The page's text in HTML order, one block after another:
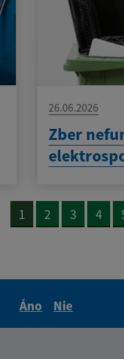
26.06.2026
Zber
1 2 3 4
Áno
Nie